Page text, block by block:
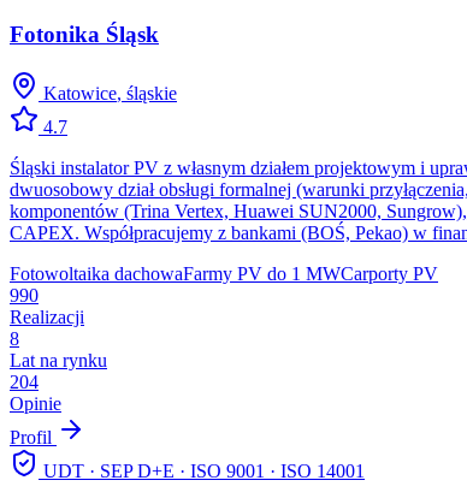
Fotonika Śląsk
Katowice, śląskie
4.7
Śląski instalator PV z własnym działem projektowym i
dwuosobowy dział obsługi formalnej (warunki
komponentów (Trina Vertex, Huawei SUN2000,
CAPEX. Współpracujemy z bankami (BOŚ, Pekao) w
Fotowoltaika dachowaFarmy PV do 1 MWCarporty PV
990
Realizacji
8
Lat na rynku
204
Opinie
Profil
UDT · SEP D+E · ISO 9001 · ISO 14001